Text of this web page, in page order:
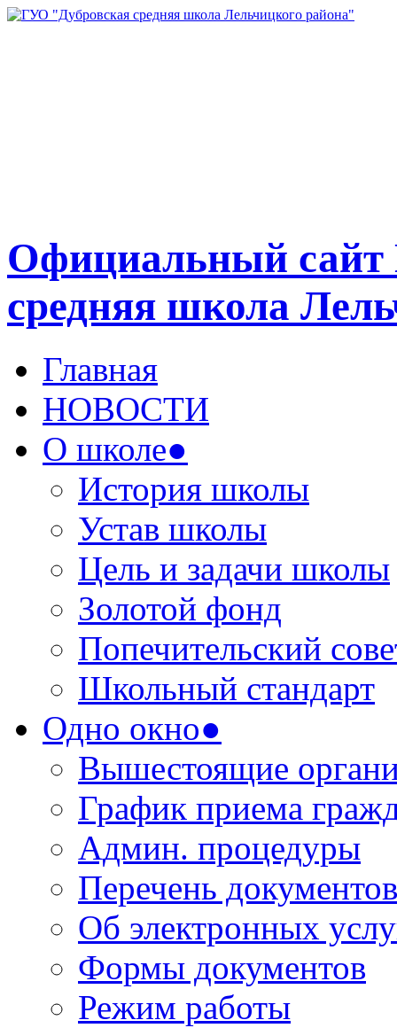
Официальный
средняя школа
Главная
НОВОСТИ
О школе●
История школы
Устав школы
Цель и задачи школы
Золотой фонд
Попечительский
Школьный стандарт
Одно окно●
Вышестоящие
График приема
Админ. процедуры
Перечень документов
Об электронных
Формы документов
Режим работы